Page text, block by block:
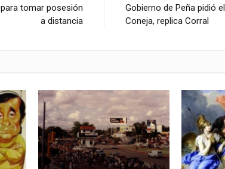
tomar posesión
a distancia
Gobierno de Peña pidió
Coneja, replica Corral